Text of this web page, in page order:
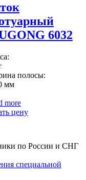
6032
полосы:
мм
more
цену
по России и СНГ
специальной